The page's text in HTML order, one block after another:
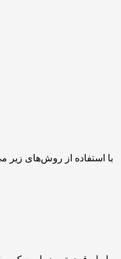
با استفاده از روش‌های زیر